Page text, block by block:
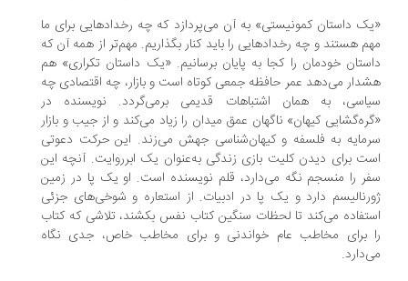
داستان کمونیستی» به آن می‌پردازد که چه رخدادهایی برای ما
هستند و چه رخدادهایی را باید کنار بگذاریم. مهم‌تر از همه آن که
خودمان را کجا به پایان برسانیم. «یک داستان تکراری» هم
می‌دهد عمر حافظه‌ جمعی کوتاه است و بازار، چه اقتصادی چه
به همان اشتباهات قدیمی برمی‌گردد. نویسنده در
کیهان» ناگهان عمق میدان را زیاد می‌کند و از جیب و بازار
به فلسفه و کیهان‌شناسی جهش می‌زند. این حرکت دعوتی
برای دیدن کلیت بازی زندگی به‌عنوان یک ابرروایت. آنچه این
را منسجم نگه می‌دارد، قلم نویسنده است. او یک پا در زمین
دارد و یک پا در ادبیات. از استعاره و شوخی‌های جزئی
می‌کند تا لحظات سنگین کتاب نفس بکشند، تلاشی که کتاب
برای مخاطب عام خواندنی و برای مخاطب خاص، جدی نگاه